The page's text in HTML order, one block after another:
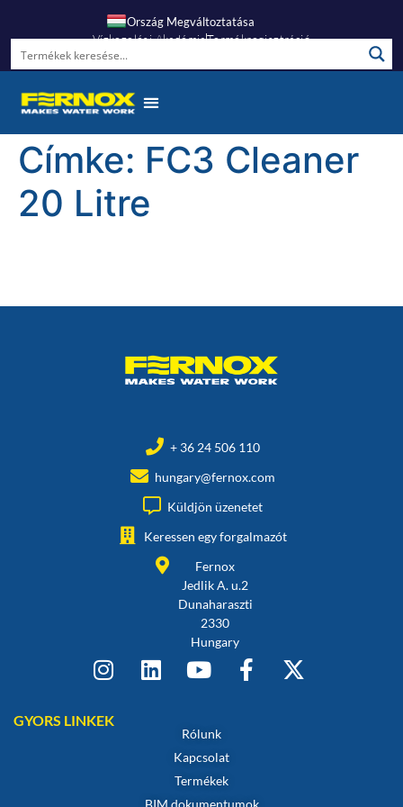
Ország Megváltoztatása
Vízkezelési AkadémiaTermékregisztráció
Címke: FC3 Cleaner
20 Litre
+ 36 24 506 110
hungary@fernox.com
Küldjön üzenetet
Keressen egy forgalmazót
Fernox
Jedlik A. u.2
Dunaharaszti
2330
Hungary
GYORS LINKEK
Rólunk
Kapcsolat
Termékek
BIM dokumentumok